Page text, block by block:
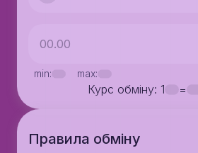
min: max:
Курс обміну: 1 =
Правила обмiну